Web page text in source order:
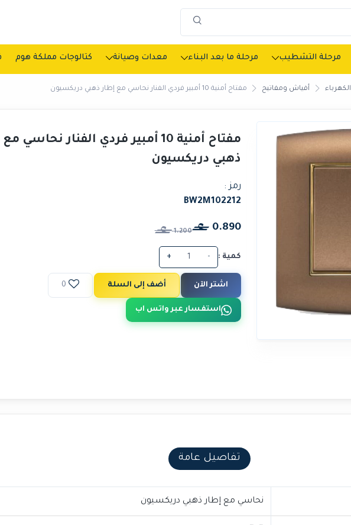
مرحلة التشطيب مرحلة ما بعد البناء معدات وصيانة كتالوجات مملكة هوم
الكهرباء أفياش ومفاتيح مفتاح أمنية 10 أمبير فردي الفنار نحاسي مع إطار ذهبي دريكسيون
مفتاح أمنية 10 أمبير فردي الفنار نحاسي
ذهبي دريكسيون
رمز :
BW2M102212
0.890
1.200
كمية : -
+
اشتر الآن أضف إلى السلة 0
استفسار عبر واتس اب
تفاصيل عامة
نحاسي مع إطار ذهبي دريكسيون